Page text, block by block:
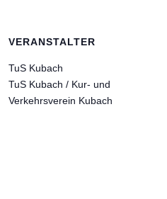
VERANSTALTER
TuS Kubach
TuS Kubach / Kur- und
Verkehrsverein Kubach